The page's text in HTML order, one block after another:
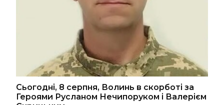
Сьогодні, 8 серпня, Волинь в скорботі за
Героями Русланом Нечипоруком і Валерієм